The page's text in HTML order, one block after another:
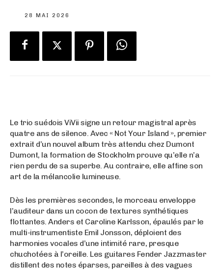
28 MAI 2026
Le trio suédois ViVii signe un retour magistral après
quatre ans de silence. Avec « Not Your Island », premier
extrait d’un nouvel album très attendu chez Dumont
Dumont, la formation de Stockholm prouve qu’elle n’a
rien perdu de sa superbe. Au contraire, elle affine son
art de la mélancolie lumineuse.
Dès les premières secondes, le morceau enveloppe
l’auditeur dans un cocon de textures synthétiques
flottantes. Anders et Caroline Karlsson, épaulés par le
multi-instrumentiste Emil Jonsson, déploient des
harmonies vocales d’une intimité rare, presque
chuchotées à l’oreille. Les guitares Fender Jazzmaster
distillent des notes éparses, pareilles à des vagues